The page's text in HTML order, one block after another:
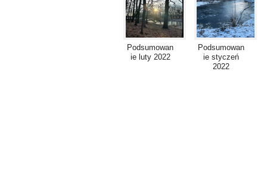
Podsumowan
ie luty 2022
Podsumowan
ie styczeń
2022